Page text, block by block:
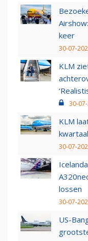
keer
30-07-
KLM
30-
KLM
30-07-
lossen
30-07-
US-